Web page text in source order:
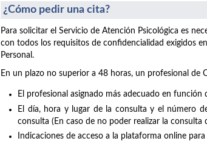
¿Cómo pedir una cita?
Para solicitar el Servicio de Atención Psicológica es
con todos los requisitos de confidencialidad exigidos
Personal.
En un plazo no superior a 48 horas, un profesional
El profesional asignado más adecuado en función
El día, hora y lugar de la consulta y el número
consulta (En caso de no poder realizar la
Indicaciones de acceso a la plataforma online